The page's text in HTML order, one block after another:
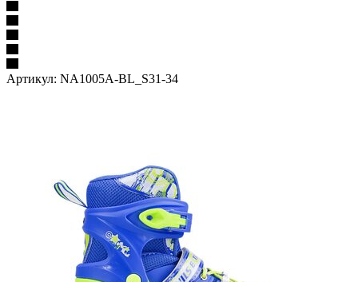
Артикул: NA1005A-BL_S31-34